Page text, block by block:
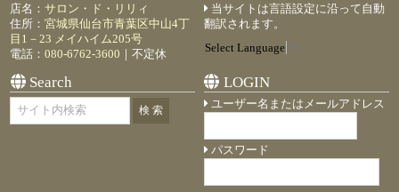
店名：サロン・ド・リリィ
住所：宮城県仙台市青葉区中山4丁
目1－23 メイハイム205号
電話：080-6762-3600 ｜不定休
当サイトは言語設定に沿って自動
翻訳されます。
Select Language
Search LOGIN
ユーザー名またはメールアドレス
パスワード